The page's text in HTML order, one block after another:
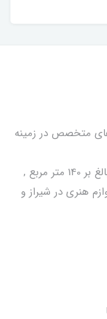
با داشتن نیروهای متخصص در زمینه
در سال 1401 با افتتاح شعبه مرکزی در فضایی بالغ بر 140 متر مربع ,
هنری در شیراز و